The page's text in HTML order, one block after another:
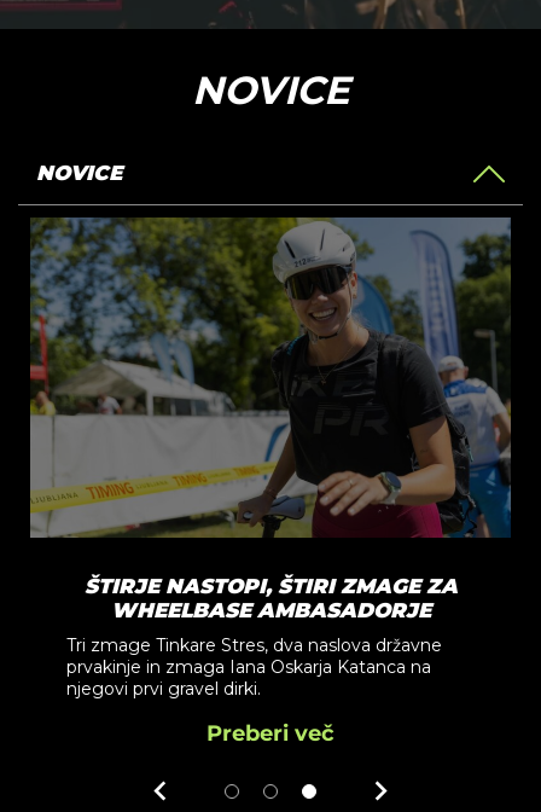
NOVICE
NOVICE
ŠTIRJE NASTOPI, ŠTIRI ZMAGE ZA
WHEELBASE AMBASADORJE
Tri zmage Tinkare Stres, dva naslova državne
prvakinje in zmaga Iana Oskarja Katanca na
njegovi prvi gravel dirki.
Preberi več